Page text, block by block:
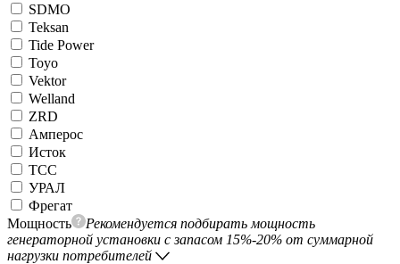
SDMO
Teksan
Tide Power
Toyo
Vektor
Welland
ZRD
Амперос
Исток
ТСС
УРАЛ
Фрегат
Мощность
Рекомендуется подбирать мощность
генераторной установки с запасом 15%-20% от суммарной
нагрузки потребителей